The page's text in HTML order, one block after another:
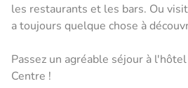
les restaurants et les bars. Ou
a toujours quelque chose à
Passez un agréable séjour à
Centre !